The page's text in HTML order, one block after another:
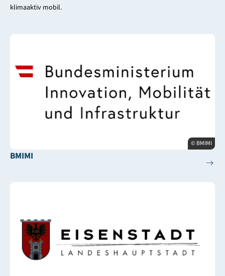
klimaaktiv mobil.
© BMIMI
BMIMI